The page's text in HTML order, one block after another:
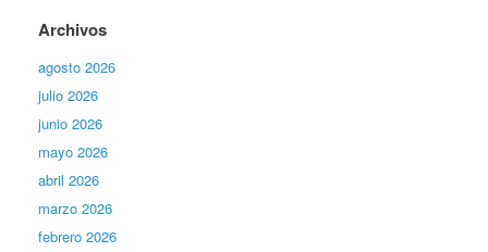
Archivos
agosto 2026
julio 2026
junio 2026
mayo 2026
abril 2026
marzo 2026
febrero 2026